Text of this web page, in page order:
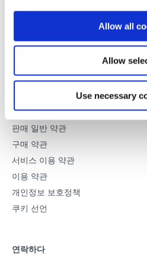
Allow all
Allow
Use necessary
이 사이트는 reCAPTCHA 및Google
비스 약관적용하다.
저작권 고지
판매 일반 약관
구매 약관
서비스 이용 약관
이용 약관
개인정보 보호정책
쿠키 선언
연락하다